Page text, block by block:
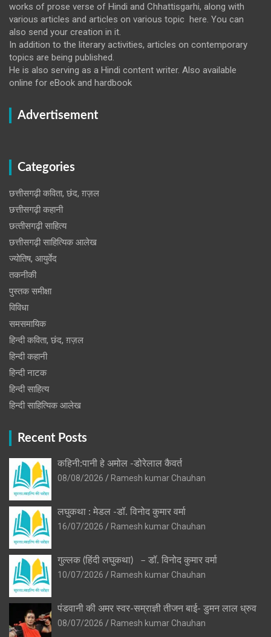
works of prose verse of Hindi and Chhattisgarhi, along with
various articles and articles on various topic here. You can
also send your creation in it.
In addition to the literary activities, articles on contemporary
topics are being published.
He is also serving as a Hindi content writer. Also available
online for eBook and hardbook
Advertisement
Categories
छत्तीसगढ़ी कविता, छंद, ग़ज़ल
छत्तीसगढ़ी कहानी
छत्‍तीसगढ़ी साहित्‍य
छत्तीसगढ़ी साहित्यिक आलेख
ज्योतिष, आयुर्वेद
तकनीकी
पुस्‍तक समीक्षा
विविधा
समसमायिक
हिन्दी कविता, छंद, ग़ज़ल
हिन्दी कहानी
हिन्‍दी नाटक
हिन्दी साहित्य
हिन्दी साहित्यिक आलेख
Recent Posts
कहिनी:पानी हे अमोल -डोरेलाल कैवर्त
08/08/2026
Ramesh kumar Chauhan
लघुकथा : मेडल -डॉ. विनोद कुमार वर्मा
16/07/2026
Ramesh kumar Chauhan
गुल्लक (हिंदी लघुकथा) – डॉ. विनोद कुमार वर्मा
10/07/2026
Ramesh kumar Chauhan
पंडवानी की अमर स्वर-सम्राज्ञी तीजन बाई- डुमन लाल ध्रुव
08/07/2026
Ramesh kumar Chauhan